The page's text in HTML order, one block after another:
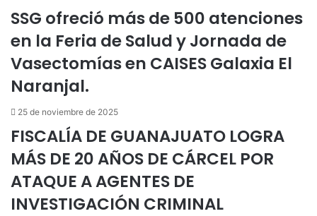
SSG ofreció más de 500 atenciones
en la Feria de Salud y Jornada de
Vasectomías en CAISES Galaxia El
Naranjal.
25 de noviembre de 2025
FISCALÍA DE GUANAJUATO LOGRA
MÁS DE 20 AÑOS DE CÁRCEL POR
ATAQUE A AGENTES DE
INVESTIGACIÓN CRIMINAL